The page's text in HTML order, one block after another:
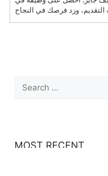
وزد فرصك في النجاح
Search
for:
MOST RECENT